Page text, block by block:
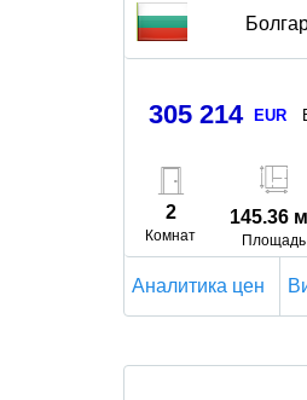
305 214 EUR
2
Комнат
145.36 м
Площадь
Аналитика цен